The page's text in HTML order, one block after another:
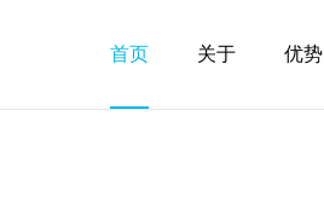
首页 关于 优势